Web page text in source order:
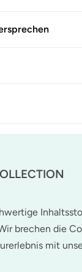
brechen die
mit